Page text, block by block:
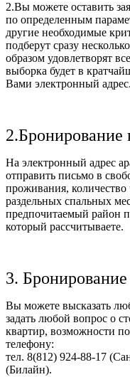
2.Вы можете оставить
по определенным
другие необходимые
подберут сразу
образом удовлетворят
выборка будет в
Вами электронный адрес.
2.Бронирование
На электронный адрес
отправить письмо в
проживания, количество
раздельных спальных
предпочитаемый район
который рассчитываете.
3.
Вы можете высказать
задать любой вопрос о
квартир, возможности
телефону:
тел. 8(812) 924-88-17
(Билайн).